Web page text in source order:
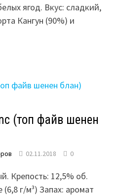
ягод. Вкус: сладкий,
Кангун (90%) и
(топ файв шенен
02.11.2018 0
Крепость: 12,5% об.
(6,8 г/м³) Запах: аромат